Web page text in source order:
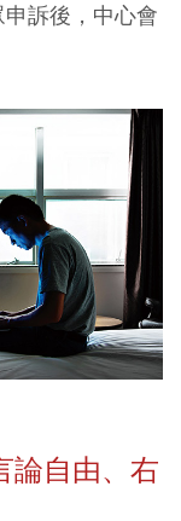
訴後，中心會
論自由、右